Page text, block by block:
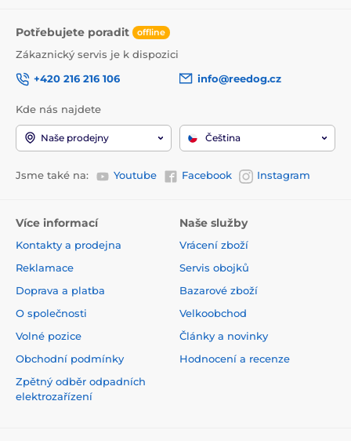
Potřebujete poradit offline
Zákaznický servis je k dispozici
+420 216 216 106
info@reedog.cz
Kde nás najdete
Naše prodejny Čeština
Jsme také na: Youtube Facebook Instagram
Více informací
Kontakty a prodejna
Reklamace
Doprava a platba
O společnosti
Volné pozice
Obchodní podmínky
Zpětný odběr odpadních
elektrozařízení
Naše služby
Vrácení zboží
Servis obojků
Bazarové zboží
Velkoobchod
Články a novinky
Hodnocení a recenze